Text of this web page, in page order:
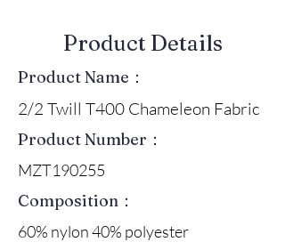
​Product Details
Product Name：
2/2 Twill T400 Chameleon Fabric
Product Number：
MZT190255
Composition：
60% nylon 40% polyester